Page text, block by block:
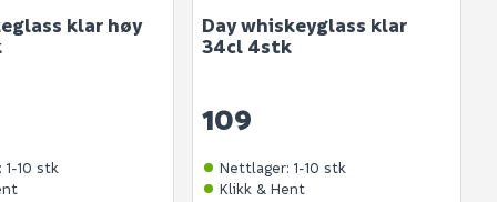
klar høy
1-10 stk
Day whiskeyglass klar
34cl 4stk
109
Nettlager: 1-10 stk
Klikk & Hent